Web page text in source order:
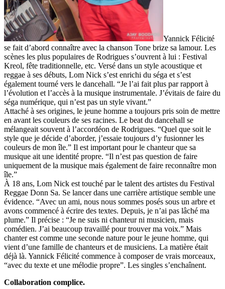
Yannick Félicité
se fait d’abord connaître avec la chanson Tone brize sa lamour. Les
scènes les plus populaires de Rodrigues s’ouvrent à lui : Festival
Kreol, fête traditionnelle, etc. Versé dans un style acoustique et
reggae à ses débuts, Lom Nick s’est enrichi du séga et s’est
également tourné vers le dancehall. “Je l’ai fait plus par rapport à
l’évolution et l’accès à la musique instrumentale. J’évitais de faire du
séga numérique, qui n’est pas un style vivant.”
Attaché à ses origines, le jeune homme a toujours pris soin de mettre
en avant les couleurs de ses racines. Le beat du dancehall se
mélangeait souvent à l’accordéon de Rodrigues. “Quel que soit le
style que je décide d’aborder, j’essaie toujours d’y fusionner les
couleurs de mon île.” Il est important pour le chanteur que sa
musique ait une identité propre. “Il n’est pas question de faire
uniquement de la musique mais également de faire reconnaître mon
île.”
À 18 ans, Lom Nick est touché par le talent des artistes du Festival
Reggae Donn Sa. Se lancer dans une carrière artistique semble une
évidence. “Avec un ami, nous nous sommes posés sous un arbre et
avons commencé à écrire des textes. Depuis, je n’ai pas lâché ma
plume.” Il précise : “Je ne suis ni chanteur ni musicien, mais
comédien. J’ai beaucoup travaillé pour trouver ma voix.” Mais
chanter est comme une seconde nature pour le jeune homme, qui
vient d’une famille de chanteurs et de musiciens. La matière était
déjà là. Yannick Félicité commence à composer de vrais morceaux,
“avec du texte et une mélodie propre”. Les singles s’enchaînent.
Collaboration complice.